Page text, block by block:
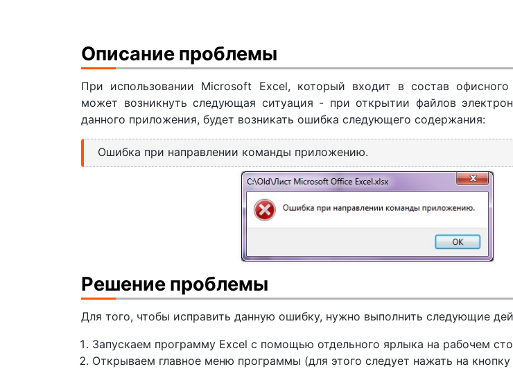
Описание проблемы
При использовании Microsoft Excel, который входит в состав
может возникнуть следующая ситуация - при открытии файлов
данного приложения, будет возникать ошибка следующего содержания:
Ошибка при направлении команды приложению.
Решение проблемы
Для того, чтобы исправить данную ошибку, нужно выполнить следующие
Запускаем программу Excel с помощью отдельного ярлыка на рабочем
Открываем главное меню программы (для этого следует нажать на кнопку